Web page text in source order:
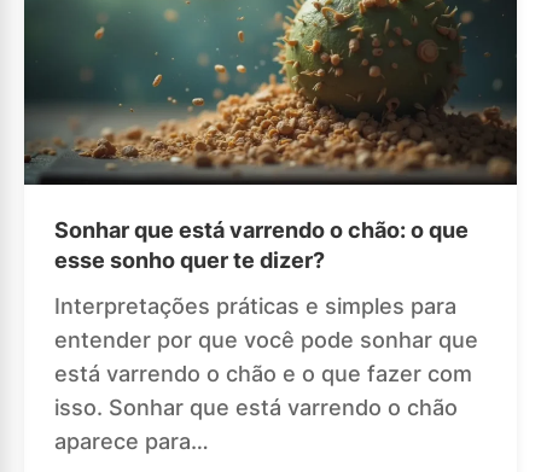
Sonhar que está varrendo o chão: o que
esse sonho quer te dizer?
Interpretações práticas e simples para
entender por que você pode sonhar que
está varrendo o chão e o que fazer com
isso. Sonhar que está varrendo o chão
aparece para…